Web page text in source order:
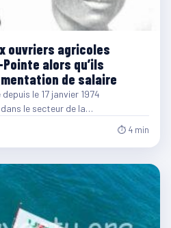
ouvriers agricoles
alors qu’ils
de salaire
le 17 janvier 1974
le secteur de la…
⏱ 4 min